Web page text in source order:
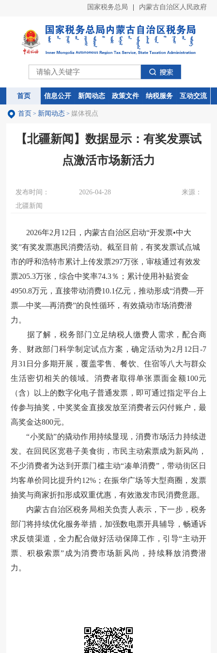
国家税务总局 内蒙古自治区人民政府
首页 信息公开 新闻动态 政策文件 纳税服务 互动交流
首页 信息公开 新闻动态 政策文件 纳税服务 互动交流
首页 > 新闻动态 > 媒体视点
【北疆新闻】数据显示：有奖发票试
点激活市场新活力
发布时间： 2026-04-28
来源：
北疆新闻
2026年2月 12日，内蒙古自治区 启动“开发票•中大
奖”有奖发票惠民消费活动。 截至目前， 有奖发票试点城
市的呼和浩特市累计上传发票297万张，审核通过有效发
票205.3万张，综合中奖率74.3％；累计使用补贴资金
4950.8万元，直接带动消费10.1亿元， 推动形成“消费—开
票—中奖—再消费”的良性循环， 有效撬动市场消费潜
力。
据了解，税务部门立足纳税人缴费人需求，配合商
务、财政部门科学制定试点方案，确定活动为2月12日-7
月31日分多期开展，覆盖零售、餐饮、住宿等八大与群众
生活密切相关的领域。消费者取得单张票面金额100元
（含）以上的数字化电子普通发票，即可通过指定平台上
传参与抽奖，中奖奖金直接发放至消费者云闪付账户，最
高奖金达800元。
“小奖励”的撬动作用持续显现，消费市场活力持续迸
发。在回民区宽巷子美食街，市民主动索票成为新风尚，
不少消费者为达到开票门槛主动“凑单消费”，带动街区日
均客单价同比提升约12%；在振华广场等大型商圈，发票
抽奖与商家折扣形成双重优惠，有效激发市民消费意愿。
内蒙古自治区税务局相关负责人表示，下一步，税务
部门将持续优化服务举措，加强数电票开具辅导，畅通诉
求反馈渠道，全力配合做好活动保障工作，引导“主动开
票、积极索票”成为消费市场新风尚，持续释放消费潜
力。